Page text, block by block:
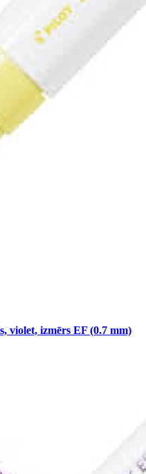
violet, izmērs EF (0.7 mm)